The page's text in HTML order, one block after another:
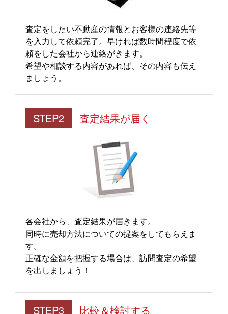
査定をしたい不動産の情報とお客様の連絡先等
を入力して依頼完了。早ければ数時間程度で依
頼をした会社から連絡がきます。
希望や相談する内容があれば、その内容も伝え
ましょう。
STEP2 査定結果が届く
各会社から、査定結果が届きます。
同時に売却方法についての提案をしてもらえま
す。
正確な金額を把握する場合は、訪問査定の希望
を出しましょう！
STEP3 比較＆検討する